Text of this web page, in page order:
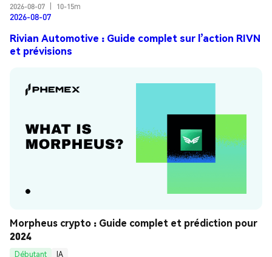
2026-08-07
10-15m
2026-08-07
Rivian Automotive : Guide complet sur l’action RIVN
et prévisions
Morpheus crypto : Guide complet et prédiction pour
2024
Débutant
IA